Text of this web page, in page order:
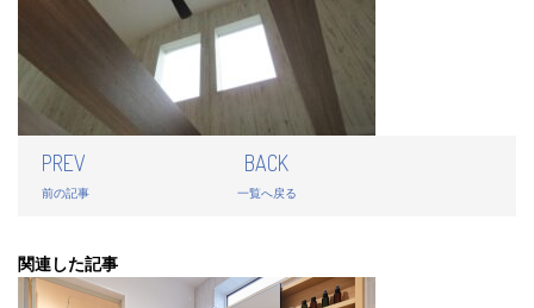
PREV
前の記事
BACK
一覧へ戻る
関連した記事